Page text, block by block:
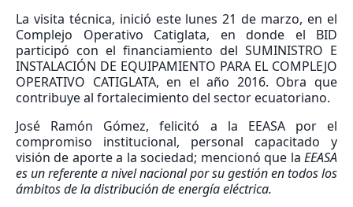
La visita técnica, inició este lunes 21 de marzo, en el
Complejo Operativo Catiglata, en donde el BID
participó con el financiamiento del SUMINISTRO E
INSTALACIÓN DE EQUIPAMIENTO PARA EL COMPLEJO
OPERATIVO CATIGLATA, en el año 2016. Obra que
contribuye al fortalecimiento del sector ecuatoriano.
José Ramón Gómez, felicitó a la EEASA por el
compromiso institucional, personal capacitado y
visión de aporte a la sociedad; mencionó que la EEASA
es un referente a nivel nacional por su gestión en todos los
ámbitos de la distribución de energía eléctrica.